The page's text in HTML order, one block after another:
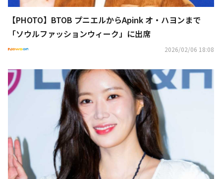
【PHOTO】BTOB プニエルからApink オ・ハヨンまで
「ソウルファッションウィーク」に出席
2026/02/06 18:08